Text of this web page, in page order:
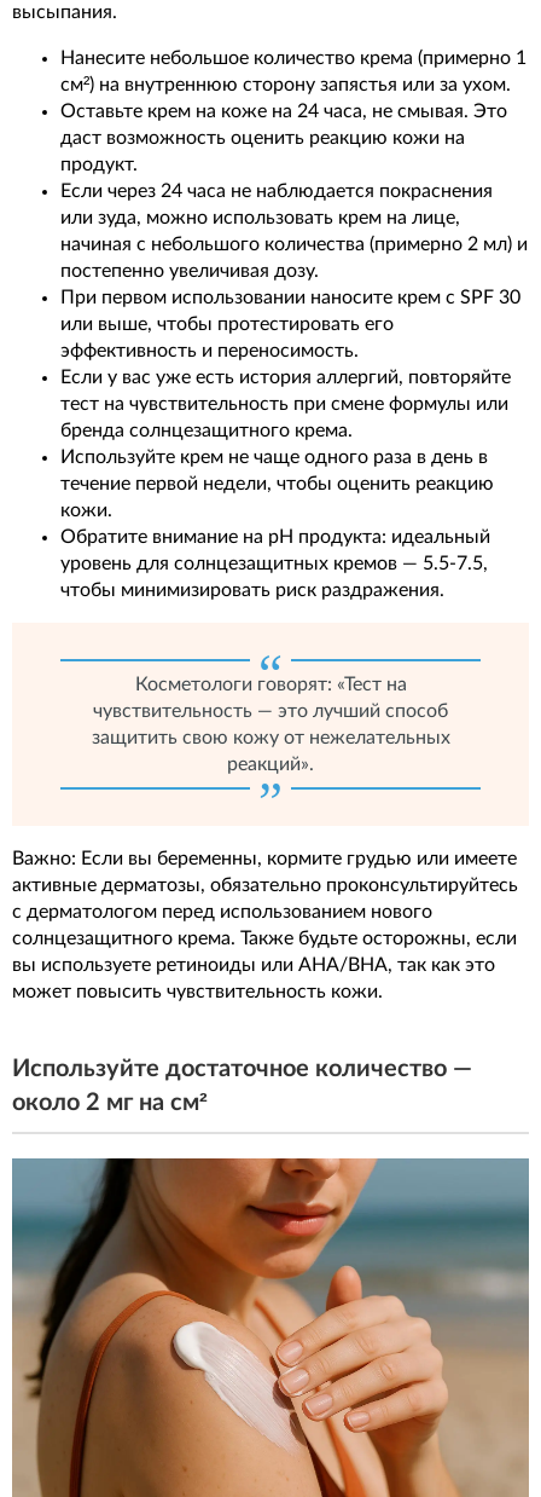
высыпания.
Нанесите небольшое количество крема (примерно 1
см²) на внутреннюю сторону запястья или за ухом.
Оставьте крем на коже на 24 часа, не смывая. Это
даст возможность оценить реакцию кожи на
продукт.
Если через 24 часа не наблюдается покраснения
или зуда, можно использовать крем на лице,
начиная с небольшого количества (примерно 2 мл) и
постепенно увеличивая дозу.
При первом использовании наносите крем с SPF 30
или выше, чтобы протестировать его
эффективность и переносимость.
Если у вас уже есть история аллергий, повторяйте
тест на чувствительность при смене формулы или
бренда солнцезащитного крема.
Используйте крем не чаще одного раза в день в
течение первой недели, чтобы оценить реакцию
кожи.
Обратите внимание на pH продукта: идеальный
уровень для солнцезащитных кремов — 5.5-7.5,
чтобы минимизировать риск раздражения.
Косметологи говорят: «Тест на
чувствительность — это лучший способ
защитить свою кожу от нежелательных
реакций».
Важно: Если вы беременны, кормите грудью или имеете
активные дерматозы, обязательно проконсультируйтесь
с дерматологом перед использованием нового
солнцезащитного крема. Также будьте осторожны, если
вы используете ретиноиды или AHA/BHA, так как это
может повысить чувствительность кожи.
Используйте достаточное количество —
около 2 мг на см²